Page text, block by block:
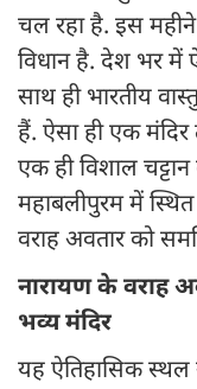
चल रहा है. इस
विधान है. देश भर में
साथ ही भारतीय
हैं. ऐसा ही एक
एक ही विशाल
महाबलीपुरम में
वराह अवतार को
नारायण के वराह
भव्य मंदिर
यह ऐतिहासिक